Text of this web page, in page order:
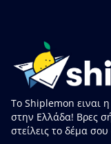
Το Shiplemon ειναι
στην Ελλάδα! Βρες
στείλεις το δέμα